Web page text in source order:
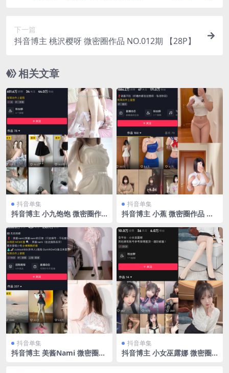
下一篇
抖音博主 桃沢樱呀 微密圈作品 NO.012期 【28P】
相关文章
抖音单集
抖音博主 小九饱饱 微密圈作
抖音单集
抖音博主 小蕉 微密圈作品 视
抖音单集
抖音博主 美酱Nami 微密圈作
抖音单集
抖音博主 小女巫露娜 微密圈